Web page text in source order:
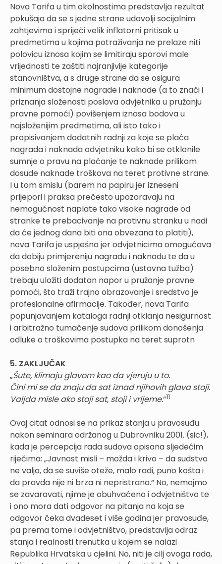
Nova Tarifa u tim okolnostima predstavlja rezultat
pokušaja da se s jedne strane udovolji socijalnim
zahtjevima i spriječi velik inflatorni pritisak u
predmetima u kojima potraživanja ne prelaze niti
polovicu iznosa kojim se limitiraju sporovi male
vrijednosti te zaštiti najranjivije kategorije
stanovništva, a s druge strane da se osigura
minimum dostojne nagrade i naknade (a to znači i
priznanja složenosti poslova odvjetnika u pružanju
pravne pomoći) povišenjem iznosa bodova u
najsloženijim predmetima, ali isto tako i
propisivanjem dodatnih radnji za koje se plaća
nagrada i naknada odvjetniku kako bi se otklonile
sumnje o pravu na plaćanje te naknade prilikom
dosude naknade troškova na teret protivne strane.
I u tom smislu (barem na papiru jer izneseni
prijepori i praksa prečesto upozoravaju na
nemogućnost naplate tako visoke nagrade od
stranke te prebacivanje na protivnu stranku u nadi
da će jednog dana biti ona obvezana to platiti),
nova Tarifa je uspješna jer odvjetnicima omogućava
da dobiju primjereniju nagradu i naknadu te da u
posebno složenim postupcima (ustavna tužba)
trebaju uložiti dodatan napor u pružanje pravne
pomoći, što traži trajno obrazovanje i sredstvo je
profesionalne afirmacije. Također, nova Tarifa
popunjavanjem kataloga radnji otklanja nesigurnost
i arbitražno tumačenje sudova prilikom donošenja
odluke o troškovima postupka na teret suprotn
5. ZAKLJUČAK
„Šute, klimaju glavom kao da vjeruju u to.
Čini mi se da znaju da sat iznad njihovih glava stoji.
Valjda misle ako stoji sat, stoji i vrijeme.“11
Ovaj citat odnosi se na prikaz stanja u pravosuđu
nakon seminara održanog u Dubrovniku 2001. (sic!),
kada je percepcija rada sudova opisana sljedećim
riječima: „Javnost misli – možda i krivo – da sudstvo
ne valja, da se suviše oteže, malo radi, puno košta i
da pravda nije ni brza ni nepristrana.“ No, nemojmo
se zavaravati, njime je obuhvaćeno i odvjetništvo te
i ono mora dati odgovor na pitanja na koja se
odgovor čeka dvadeset i više godina jer pravosuđe,
pa prema tome i odvjetništvo, predstavlja odraz
stanja i realnosti trenutka u kojem se nalazi
Republika Hrvatska u cjelini. No, niti je cilj ovoga rada,